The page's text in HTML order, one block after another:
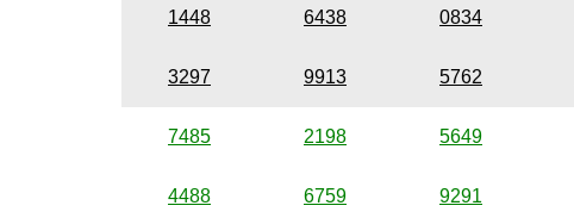
1448 6438 0834
3297 9913 5762
7485 2198 5649
4488 6759 9291